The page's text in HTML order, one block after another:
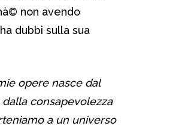
non avendo
dubbi sulla sua
opere nasce dal
consapevolezza
a un universo